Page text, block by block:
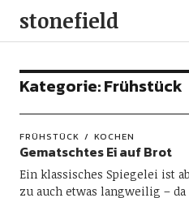
stonefield
Kategorie:Frühstück
FRÜHSTÜCK KOCHEN
Gematschtes Ei auf Brot
Ein klassisches Spiegelei ist
zu auch etwas langweilig – da